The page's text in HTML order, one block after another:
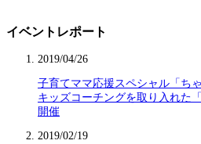
イベントレポート
2019/04/26
子育てママ応援スペシャル「ち
キッズコーチングを取り入れた
開催
2019/02/19